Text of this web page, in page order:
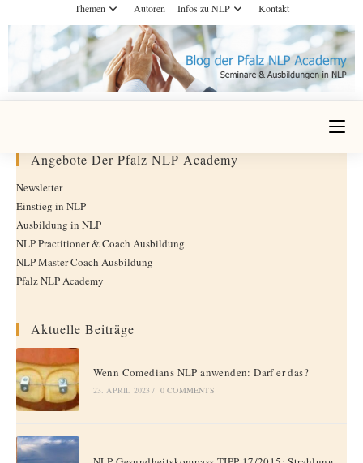
Themen Autoren Infos zu NLP Kontakt
Angebote Der Pfalz NLP Academy
Newsletter
Einstieg in NLP
Ausbildung in NLP
NLP Practitioner & Coach Ausbildung
NLP Master Coach Ausbildung
Pfalz NLP Academy
Aktuelle Beiträge
Wenn Comedians NLP anwenden: Darf er das?
23. APRIL 2023 / 0 COMMENTS